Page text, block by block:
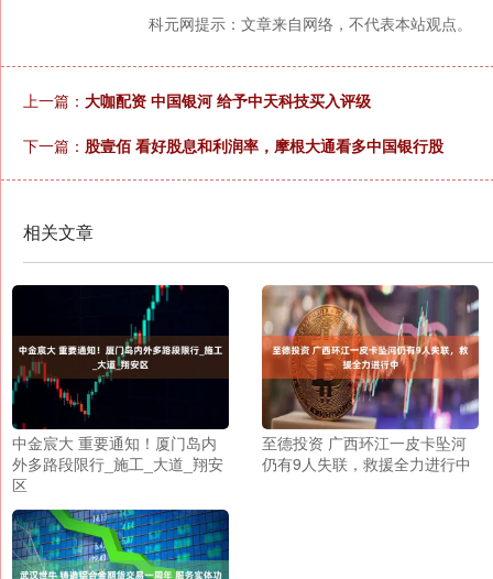
科元网提示：文章来自网络，不代表本站观点。
上一篇： 大咖配资 中国银河 给予中天科技买入评级
下一篇： 股壹佰 看好股息和利润率，摩根大通看多中国银行股
相关文章
中金宸大 重要通知！厦门岛内
外多路段限行_施工_大道_翔安
区
至德投资 广西环江一皮卡坠河
仍有9人失联，救援全力进行中